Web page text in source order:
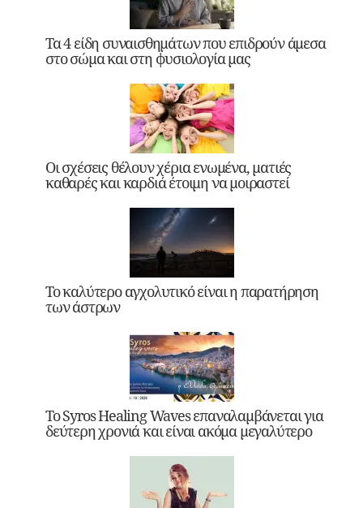
Τα 4 είδη συναισθημάτων που επιδρούν άμεσα
στο σώμα και στη φυσιολογία μας
Οι σχέσεις θέλουν χέρια ενωμένα, ματιές
καθαρές και καρδιά έτοιμη να μοιραστεί
Το καλύτερο αγχολυτικό είναι η παρατήρηση
των άστρων
Το Syros Healing Waves επαναλαμβάνεται για
δεύτερη χρονιά και είναι ακόμα μεγαλύτερο